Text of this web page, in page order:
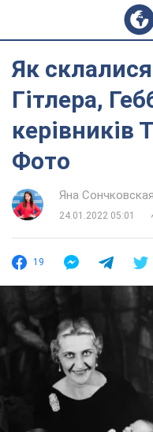
Як
Гітлера,
керівників
Фото
Яна Сончковская
24.01.2022 05:01
19